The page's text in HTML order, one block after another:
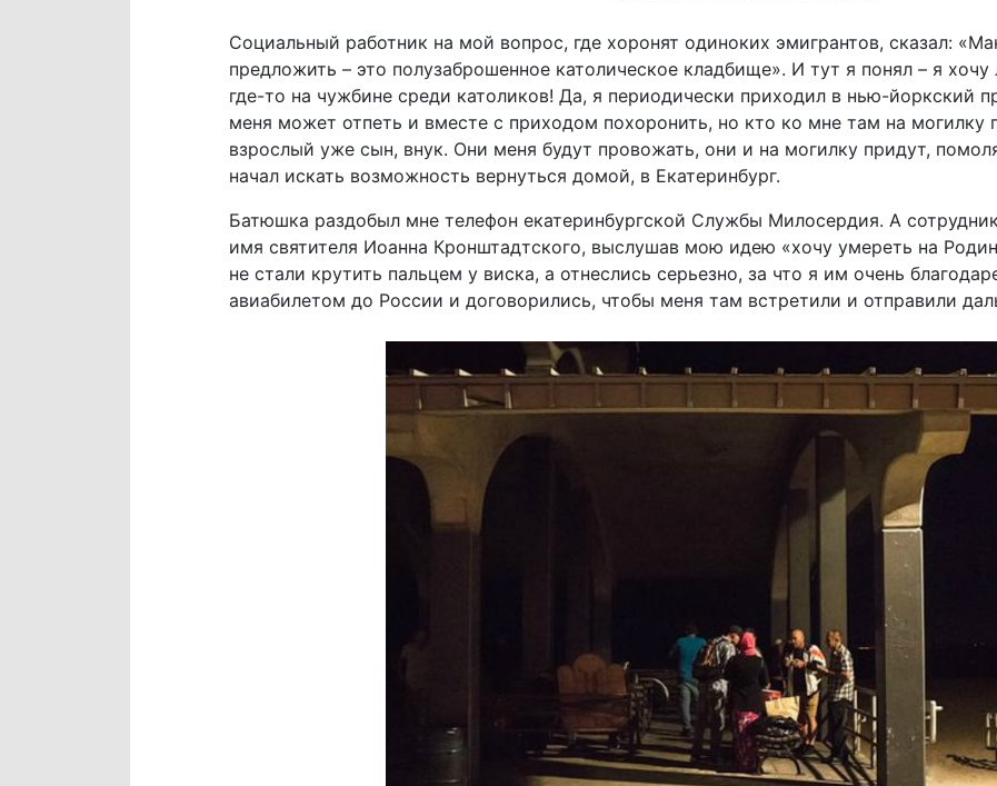
Социальный работник на мой вопрос, где хоронят одиноких эмигрантов, сказал:
предложить – это полузаброшенное католическое кладбище». И тут я понял – я
где-то на чужбине среди католиков! Да, я периодически приходил в нью-йоркский
меня может отпеть и вместе с приходом похоронить, но кто ко мне там на могилку
взрослый уже сын, внук. Они меня будут провожать, они и на могилку придут,
начал искать возможность вернуться домой, в Екатеринбург.
Батюшка раздобыл мне телефон екатеринбургской Службы Милосердия. А
имя святителя Иоанна Кронштадтского, выслушав мою идею «хочу умереть на
не стали крутить пальцем у виска, а отнеслись серьезно, за что я им очень
авиабилетом до России и договорились, чтобы меня там встретили и отправили